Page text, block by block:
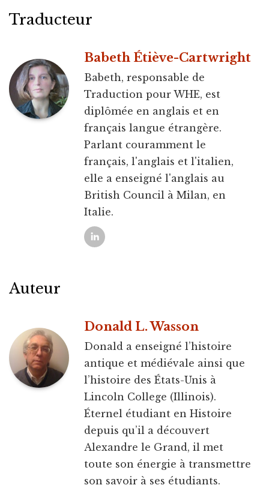
Traducteur
Babeth Étiève-Cartwright
Babeth, responsable de
Traduction pour WHE, est
diplômée en anglais et en
français langue étrangère.
Parlant couramment le
français, l'anglais et l'italien,
elle a enseigné l'anglais au
British Council à Milan, en
Italie.
Auteur
Donald L. Wasson
Donald a enseigné l’histoire
antique et médiévale ainsi que
l’histoire des États-Unis à
Lincoln College (Illinois).
Éternel étudiant en Histoire
depuis qu’il a découvert
Alexandre le Grand, il met
toute son énergie à transmettre
son savoir à ses étudiants.